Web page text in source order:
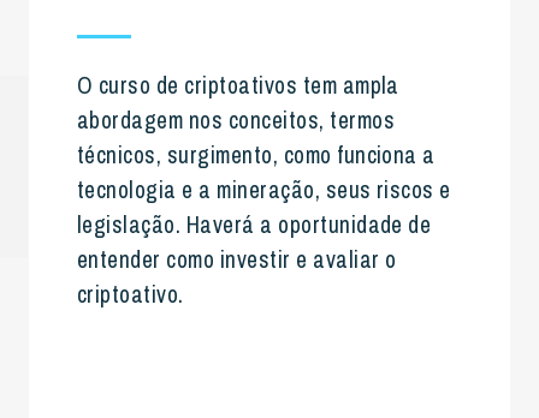
O curso de criptoativos tem ampla
abordagem nos conceitos, termos
técnicos, surgimento, como funciona a
tecnologia e a mineração, seus riscos e
legislação. Haverá a oportunidade de
entender como investir e avaliar o
criptoativo.